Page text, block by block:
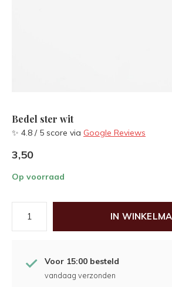
Bedel ster wit
✨ 4.8 / 5 score via Google Reviews
3,50
Op voorraad
IN
Voor 15:00 besteld
vandaag verzonden